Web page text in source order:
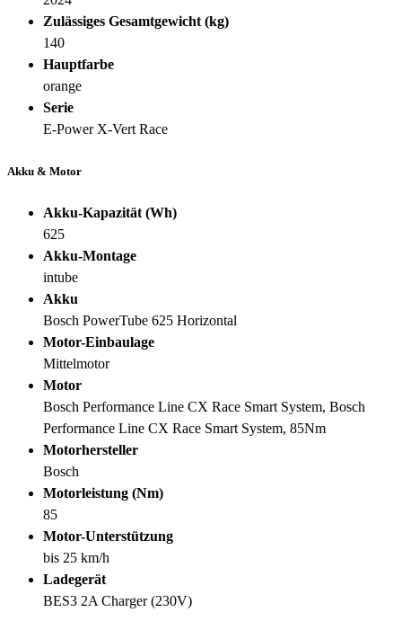
Zulässiges Gesamtgewicht (kg)
140
Hauptfarbe
orange
Serie
E-Power X-Vert Race
Akku & Motor
Akku-Kapazität (Wh)
625
Akku-Montage
intube
Akku
Bosch PowerTube 625 Horizontal
Motor-Einbaulage
Mittelmotor
Motor
Bosch Performance Line CX Race Smart System, Bosch
Performance Line CX Race Smart System, 85Nm
Motorhersteller
Bosch
Motorleistung (Nm)
85
Motor-Unterstützung
bis 25 km/h
Ladegerät
BES3 2A Charger (230V)